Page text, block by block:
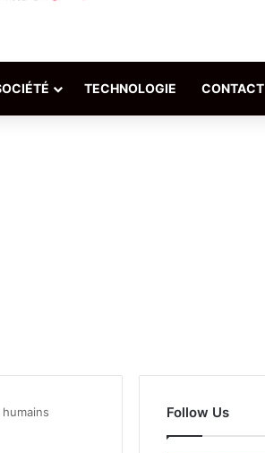
TECHNOLOGIE CONTACT
Follow Us